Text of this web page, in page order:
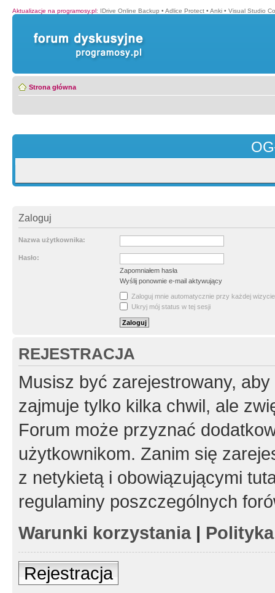
Aktualizacje na programosy.pl: IDrive Online Backup • Adlice Protect • Anki • Visual Studio
Strona główna
Zaloguj
Nazwa użytkownika:
Hasło:
Zapomniałem hasła
Wyślij ponownie e-mail aktywujący
Zaloguj mnie automatycznie przy każdej wizycie
Ukryj mój status w tej sesji
REJESTRACJA
Musisz być zarejestrowany,
zajmuje tylko kilka chwil, ale
Forum może przyznać
użytkownikom. Zanim się
z netykietą i obowiązującymi
regulaminy poszczególnych
Warunki korzystania|
Rejestracja